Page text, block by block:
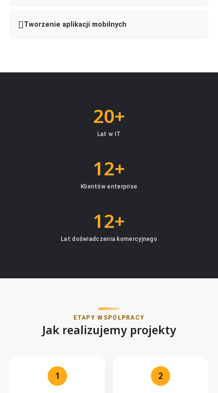
Tworzenie aplikacji mobilnych
20+
Lat w IT
12+
Klientów enterprise
12+
Lat doświadczenia komercyjnego
ETAPY WSPÓŁPRACY
Jak realizujemy projekty
1 2